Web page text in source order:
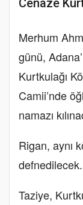
Cenaze
Merhum
günü,
Kurtkulağı
Camii’nde
namazı
Rigan, aynı
defnedilecek.
Taziye,